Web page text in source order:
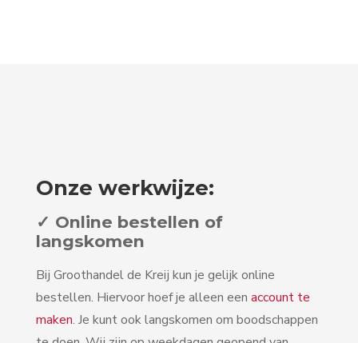
Onze werkwijze:
✓ Online bestellen of
langskomen
Bij Groothandel de Kreij kun je gelijk online
bestellen. Hiervoor hoef je alleen een account te
maken. Je kunt ook langskomen om boodschappen